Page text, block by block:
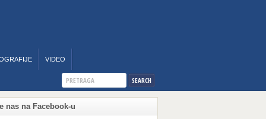
VIDEO
nas na Facebook-u